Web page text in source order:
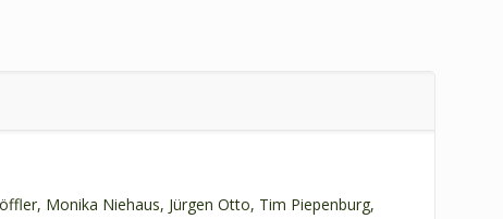
Monika Niehaus, Jürgen Otto, Tim Piepenburg,